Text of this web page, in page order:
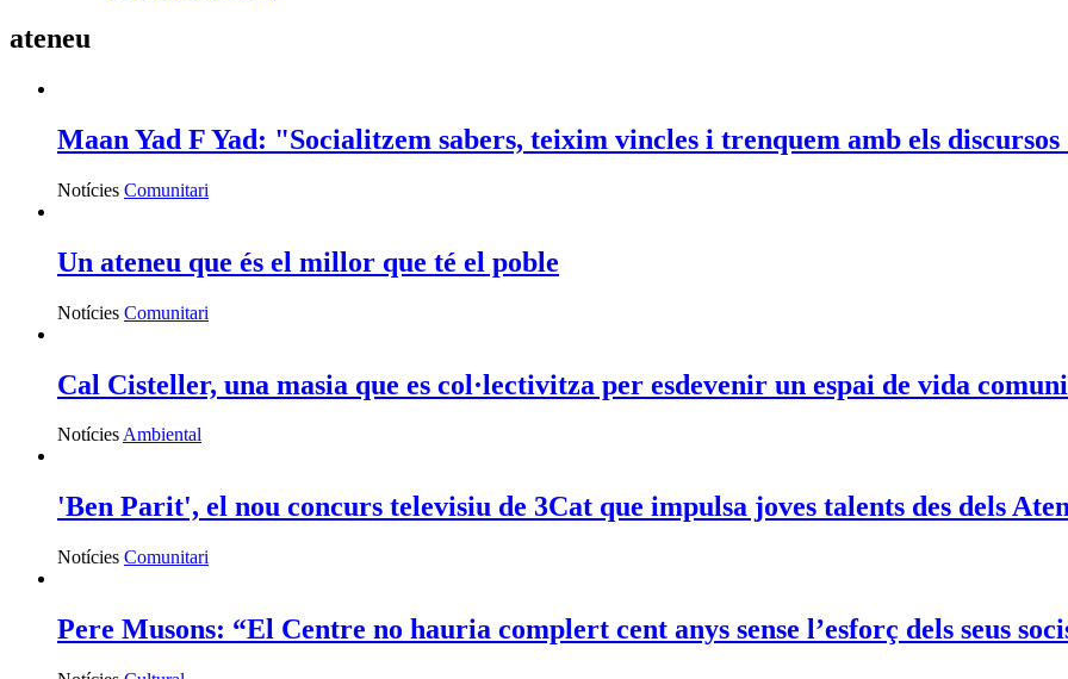
ateneu
Maan Yad F Yad: "Socialitzem sabers, teixim vincles i trenquem amb els
Notícies Comunitari
Un ateneu que és el millor que té el poble
Notícies Comunitari
Cal Cisteller, una masia que es col·lectivitza per esdevenir un espai de vida
NotíciesAmbiental
'Ben Parit', el nou concurs televisiu de 3Cat que impulsa joves talents des dels
Notícies Comunitari
Pere Musons: “El Centre no hauria complert cent anys sense l’esforç dels seus